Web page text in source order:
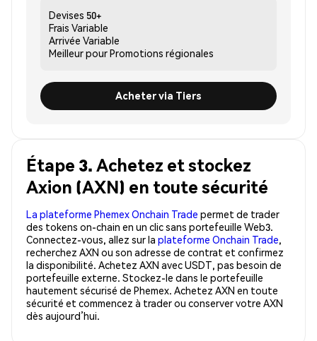
Devises 50+
Frais Variable
Arrivée Variable
Meilleur pourPromotions régionales
Acheter via Tiers
Étape 3. Achetez et stockez
Axion (AXN) en toute sécurité
La plateforme Phemex Onchain Trade permet de trader
des tokens on-chain en un clic sans portefeuille Web3.
Connectez-vous, allez sur la plateforme Onchain Trade,
recherchez AXN ou son adresse de contrat et confirmez
la disponibilité. Achetez AXN avec USDT, pas besoin de
portefeuille externe. Stockez-le dans le portefeuille
hautement sécurisé de Phemex. Achetez AXN en toute
sécurité et commencez à trader ou conserver votre AXN
dès aujourd’hui.